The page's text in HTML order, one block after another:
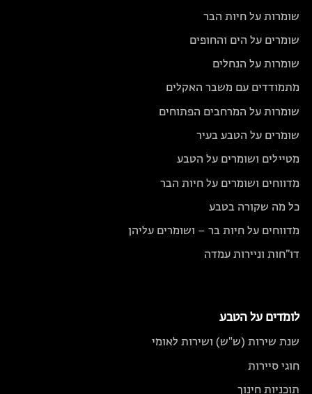
שומרות על חיות הבר
שומרים על הים והחופים
שומרות על הנחלים
מתמודדים עם משבר האקלים
שומרות על המרחבים הפתוחים
שומרים על הטבע בעיר
מטיילים ושומרים על הטבע
מדווחים ושומרים על חיות הבר
כל מה שקורה בטבע
מדווחים על חיות בר – ושומרים עליהן
דו״חות וניירות עמדה
לומדים על הטבע
שנת שירות (ש"ש) ושירות לאומי
חוגי סיירות
תוכניות חינוך